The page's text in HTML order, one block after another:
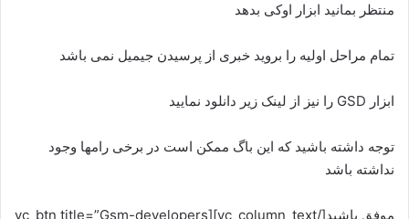
منتظر بمانید ابزار اوکی بدهد
تمام مراحل اولیه را بروید خبری از پرسیدن جیمیل نمی باشد
ابزار GSD را نیز از لینک زیر دانلود نمایید
توجه داشته باشید که این باگ ممکن است در برخی رامها وجود
نداشته باشد
موفق باشید[/vc_column_text][vc_btn title=”Gsm-developers